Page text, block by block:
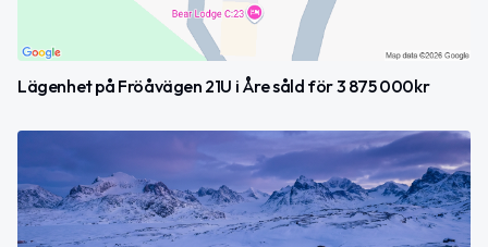
Lägenhet på Fröåvägen 21U i Åre såld för 3 875 000kr